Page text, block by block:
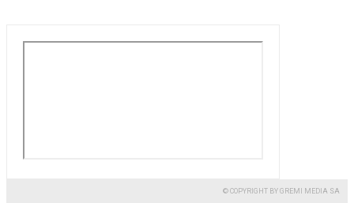
© COPYRIGHT BY GREMI MEDIA SA